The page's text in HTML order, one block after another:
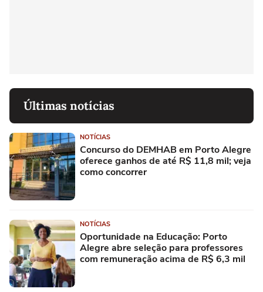
Últimas notícias
NOTÍCIAS
Concurso do DEMHAB em Porto Alegre
oferece ganhos de até R$ 11,8 mil; veja
como concorrer
NOTÍCIAS
Oportunidade na Educação: Porto
Alegre abre seleção para professores
com remuneração acima de R$ 6,3 mil